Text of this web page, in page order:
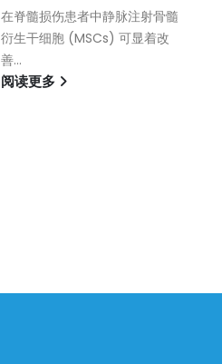
在脊髓损伤患者中静脉注射骨髓
衍生干细胞 (MSCs) 可显着改
善...
阅读更多